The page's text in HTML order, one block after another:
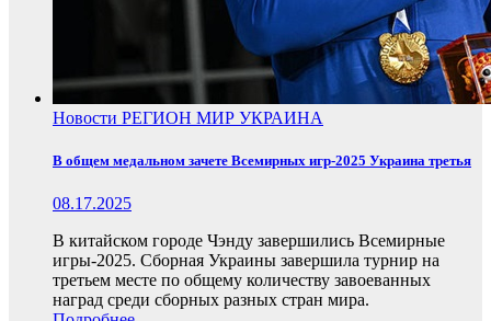
Новости РЕГИОН МИР УКРАИНА
В общем медальном зачете Всемирных игр-2025 Украина третья
08.17.2025
В китайском городе Чэнду завершились Всемирные
игры-2025. Сборная Украины завершила турнир на
третьем месте по общему количеству завоеванных
наград среди сборных разных стран мира.